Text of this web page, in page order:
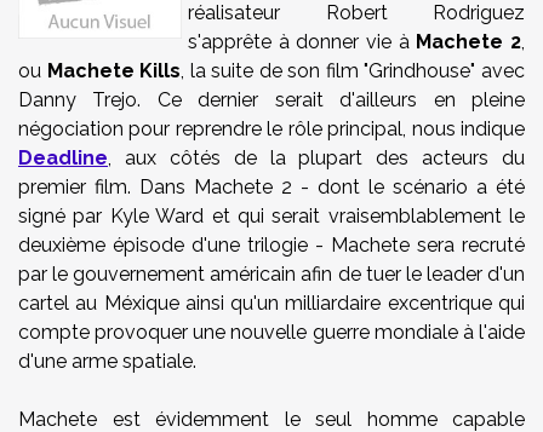
réalisateur Robert Rodriguez
s'apprête à donner vie à Machete 2,
ou Machete Kills, la suite de son film "Grindhouse" avec
Danny Trejo. Ce dernier serait d'ailleurs en pleine
négociation pour reprendre le rôle principal, nous indique
Deadline, aux côtés de la plupart des acteurs du
premier film. Dans Machete 2 - dont le scénario a été
signé par Kyle Ward et qui serait vraisemblablement le
deuxième épisode d'une trilogie - Machete sera recruté
par le gouvernement américain afin de tuer le leader d'un
cartel au Méxique ainsi qu'un milliardaire excentrique qui
compte provoquer une nouvelle guerre mondiale à l'aide
d'une arme spatiale.
Machete est évidemment le seul homme capable